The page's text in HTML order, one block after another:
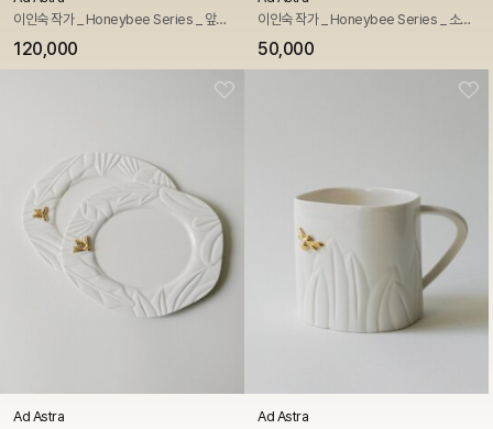
이인숙 작가 _ Honeybee Series _ 앞접시
120,000
이인숙 작가 _ Honeybee Series _ 소스 접시
50,000
Ad Astra
Ad Astra